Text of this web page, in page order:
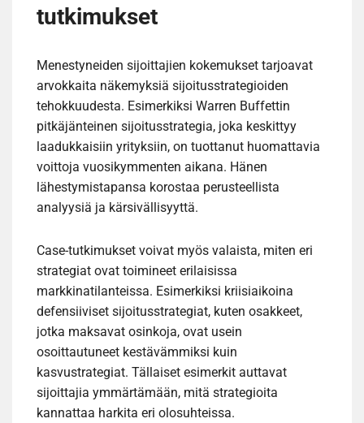
tutkimukset
Menestyneiden sijoittajien kokemukset tarjoavat
arvokkaita näkemyksiä sijoitusstrategioiden
tehokkuudesta. Esimerkiksi Warren Buffettin
pitkäjänteinen sijoitusstrategia, joka keskittyy
laadukkaisiin yrityksiin, on tuottanut huomattavia
voittoja vuosikymmenten aikana. Hänen
lähestymistapansa korostaa perusteellista
analyysiä ja kärsivällisyyttä.
Case-tutkimukset voivat myös valaista, miten eri
strategiat ovat toimineet erilaisissa
markkinatilanteissa. Esimerkiksi kriisiaikoina
defensiiviset sijoitusstrategiat, kuten osakkeet,
jotka maksavat osinkoja, ovat usein
osoittautuneet kestävämmiksi kuin
kasvustrategiat. Tällaiset esimerkit auttavat
sijoittajia ymmärtämään, mitä strategioita
kannattaa harkita eri olosuhteissa.